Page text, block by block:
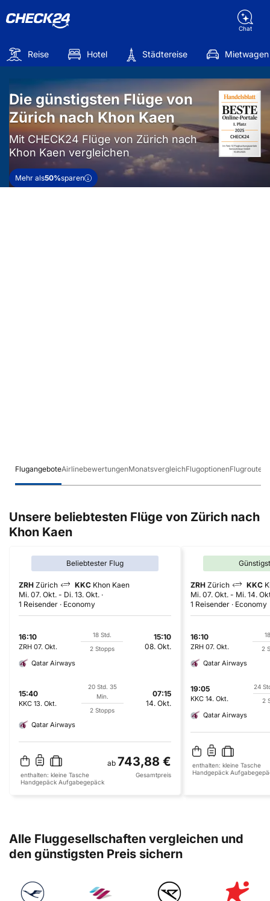
Chat
Reise Hotel Städtereise Mietwagen
Die günstigsten Flüge von
Zürich nach Khon Kaen
Mit CHECK24 Flüge von Zürich nach
Khon Kaen vergleichen
Mehr als50%sparen
FlugangeboteAirlinebewertungenMonatsvergleichFlugoptionenFlugrouten
Unsere beliebtesten Flüge von Zürich nach
Khon Kaen
Beliebtester Flug
ZRH Zürich KKC Khon Kaen
Mi. 07. Okt. - Di. 13. Okt.
1 Reisender
Economy
16:10
ZRH 07. Okt.
18 Std.
2 Stopps
15:10
08. Okt.
Qatar Airways
15:40
KKC 13. Okt.
20 Std. 35
Min.
2 Stopps
07:15
14. Okt.
Qatar Airways
ab 743,88 €
enthalten: kleine Tasche
Handgepäck Aufgabegepäck
Gesamtpreis
ZRH Zürich KKC
Mi. 07. Okt. - Mi. 14.
1 Reisender
Economy
16:10
ZRH 07. Okt.
2
Qatar Airways
19:05
KKC 14. Okt.
24
2
Qatar Airways
enthalten: kleine Tasche
Handgepäck
Alle Fluggesellschaften vergleichen und
den günstigsten Preis sichern